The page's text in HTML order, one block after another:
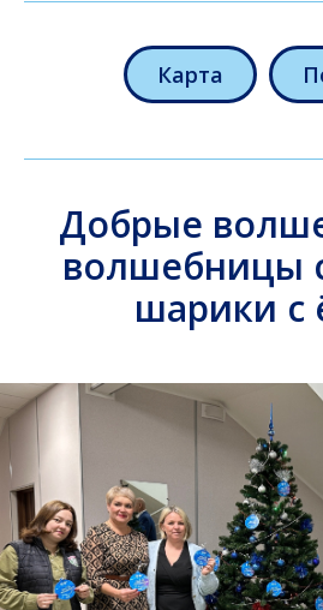
Карта
Добрые
волшебницы
шарики с